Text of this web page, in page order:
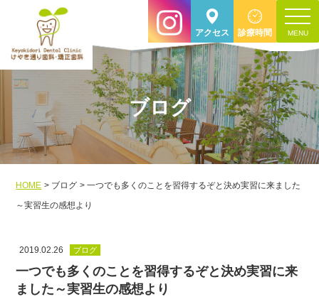
アクセス 診療時間
toggle
ブログ
HOME ブログ
一つでも多くのことを習得するぞと決め実習に来ました
～実習生の感想より
2019.02.26 ブログ
一つでも多くのことを習得するぞと決め実習に来
ました～実習生の感想より